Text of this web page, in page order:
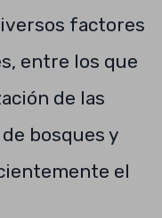
factores
entre los que
de las
bosques y
el